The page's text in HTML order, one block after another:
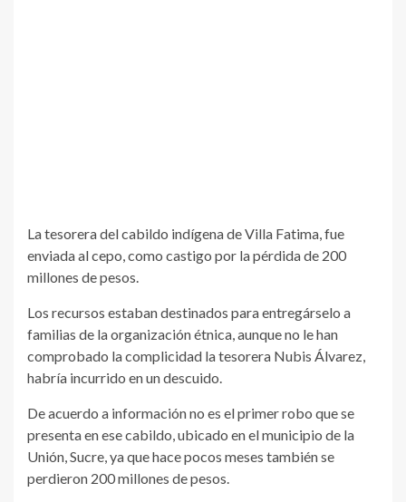
La tesorera del cabildo indígena de Villa Fatima, fue
enviada al cepo, como castigo por la pérdida de 200
millones de pesos.
Los recursos estaban destinados para entregárselo a
familias de la organización étnica, aunque no le han
comprobado la complicidad la tesorera Nubis Álvarez,
habría incurrido en un descuido.
De acuerdo a información no es el primer robo que se
presenta en ese cabildo, ubicado en el municipio de la
Unión, Sucre, ya que hace pocos meses también se
perdieron 200 millones de pesos.